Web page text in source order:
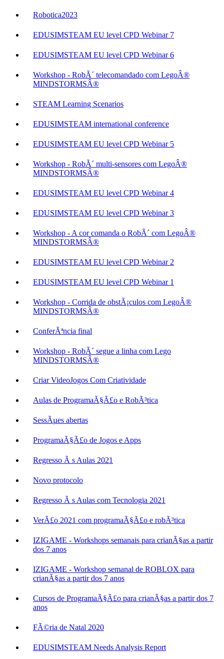
Robotica2023
EDUSIMSTEAM EU level CPD Webinar 7
EDUSIMSTEAM EU level CPD Webinar 6
Workshop - RobÃ´ telecomandado com LegoÂ®
MINDSTORMSÂ®
STEAM Learning Scenarios
EDUSIMSTEAM international conference
EDUSIMSTEAM EU level CPD Webinar 5
Workshop - RobÃ´ multi-sensores com LegoÂ®
MINDSTORMSÂ®
EDUSIMSTEAM EU level CPD Webinar 4
EDUSIMSTEAM EU level CPD Webinar 3
Workshop - A cor comanda o RobÃ´ com LegoÂ®
MINDSTORMSÂ®
EDUSIMSTEAM EU level CPD Webinar 2
EDUSIMSTEAM EU level CPD Webinar 1
Workshop - Corrida de obstÃ¡culos com LegoÂ®
MINDSTORMSÂ®
ConferÃªncia final
Workshop - RobÃ´ segue a linha com Lego
MINDSTORMSÂ®
Criar VideoJogos Com Criatividade
Aulas de ProgramaÃ§Ã£o e RobÃ³tica
SessÃµes abertas
ProgramaÃ§Ã£o de Jogos e Apps
Regresso Ã s Aulas 2021
Novo protocolo
Regresso Ã s Aulas com Tecnologia 2021
VerÃ£o 2021 com programaÃ§Ã£o e robÃ³tica
IZIGAME - Workshops semanais para crianÃ§as a partir
dos 7 anos
IZIGAME - Workshop semanal de ROBLOX para
crianÃ§as a partir dos 7 anos
Cursos de ProgramaÃ§Ã£o para crianÃ§as a partir dos 7
anos
FÃ©ria de Natal 2020
EDUSIMSTEAM Needs Analysis Report